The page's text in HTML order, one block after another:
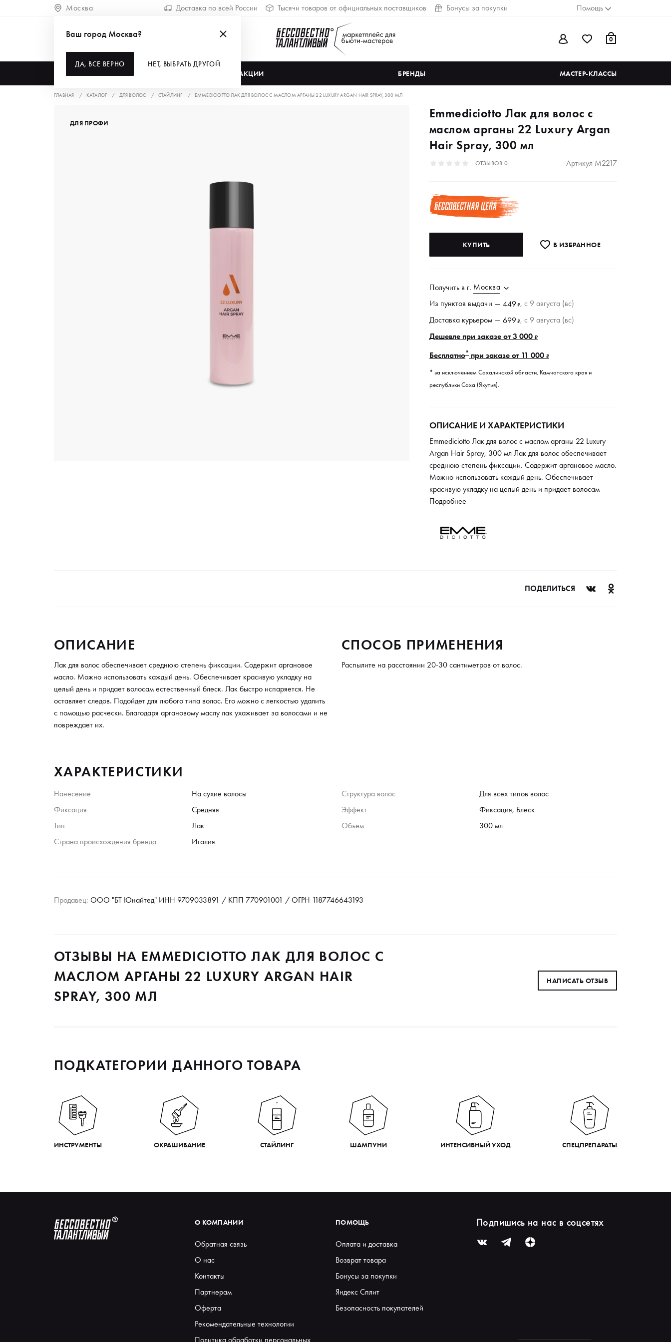
Москва Доставка по всей России Тысячи товаров от официальных поставщиков Бонусы за покупки Помощь
0
АКЦИИ БРЕНДЫ МАСТЕР-КЛАССЫ
Ваш город Москва?
ДА, ВСЕ ВЕРНО НЕТ, ВЫБРАТЬ ДРУГОЙ
ГЛАВНАЯ КАТАЛОГ ДЛЯ ВОЛОС СТАЙЛИНГ EMMEDICIOTTO ЛАК ДЛЯ ВОЛОС С МАСЛОМ АРГАНЫ 22 LUXURY ARGAN HAIR SPRAY, 300 МЛ
ДЛЯ ПРОФИ
Emmediciotto Лак для волос с
маслом арганы 22 Luxury Argan
Hair Spray, 300 мл
ОТЗЫВОВ 0 Артикул M2217
КУПИТЬ В ИЗБРАННОE
Получить в г. Москва
Из пунктов выдачи —449₽, c 9 августа (вс)
Доставка курьером —699₽, c 9 августа (вс)
Дешевле при заказе от 3 000₽
Бесплатно* при заказе от 11 000₽
* за исключением Сахалинской области, Камчатского края и
республики Саха (Якутия).
ОПИСАНИЕ И ХАРАКТЕРИСТИКИ
Emmediciotto Лак для волос с маслом арганы 22 Luxury
Argan Hair Spray, 300 мл Лак для волос обеспечивает
среднюю степень фиксации. Содержит аргановое масло.
Можно использовать каждый день. Обеспечивает
красивую укладку на целый день и придает волосам
естественный блеск. Лак быстро испаряется. Не
можно с легкостью удалить с помощью расчески.
Благодаря аргановому маслу лак ухаживает за волосами
Подробнее
ПОДЕЛИТЬСЯ
ОПИСАНИЕ
Лак для волос обеспечивает среднюю степень фиксации. Содержит аргановое
масло. Можно использовать каждый день. Обеспечивает красивую укладку на
целый день и придает волосам естественный блеск. Лак быстро испаряется. Не
оставляет следов. Подойдет для любого типа волос. Его можно с легкостью удалить
с помощью расчески. Благодаря аргановому маслу лак ухаживает за волосами и не
повреждает их.
СПОСОБ ПРИМЕНЕНИЯ
Распылите на расстоянии 20-30 сантиметров от волос.
ХАРАКТЕРИСТИКИ
Нанесение На сухие волосы Структура волос
Для всех типов волос
Фиксация
Средняя Эффект
Фиксация, Блеск
Тип
Лак Объем
300 мл
Страна происхождения бренда
Италия
Продавец: ООО "БТ Юнайтед" ИНН 9709033891 / КПП 770901001 / ОГРН 1187746643193
ОТЗЫВЫ НА EMMEDICIOTTO ЛАК ДЛЯ ВОЛОС С
МАСЛОМ АРГАНЫ 22 LUXURY ARGAN HAIR
SPRAY, 300 МЛ
НАПИСАТЬ ОТЗЫВ
ПОДКАТЕГОРИИ ДАННОГО ТОВАРА
ИНСТРУМЕНТЫ ОКРАШИВАНИЕ СТАЙЛИНГ ШАМПУНИ ИНТЕНСИВНЫЙ УХОД СПЕЦПРЕПАРАТЫ
О КОМПАНИИ
Обратная связь
О нас
Контакты
Партнерам
Оферта
Рекомендательные технологии
Политика обработки персональных
ПОМОЩЬ
Оплата и доставка
Возврат товара
Бонусы за покупки
Яндекс Сплит
Безопасность покупателей
Подпишись на нас в соцсетях